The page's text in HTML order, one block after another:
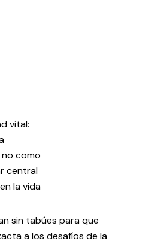
vital:
como
central
la vida
sin tabúes para que
a los desafíos de la